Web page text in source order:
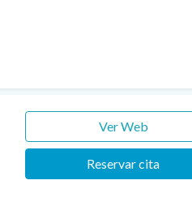
Ver Web
Reservar cita